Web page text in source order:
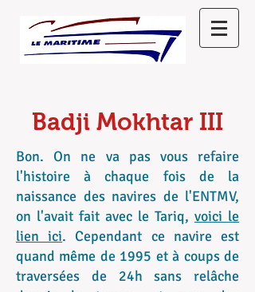
Badji Mokhtar III
Bon. On ne va pas vous refaire
l'histoire à chaque fois de la
naissance des navires de l'ENTMV,
on l'avait fait avec le Tariq, voici le
lien ici. Cependant ce navire est
quand même de 1995 et à coups de
traversées de 24h sans relâche